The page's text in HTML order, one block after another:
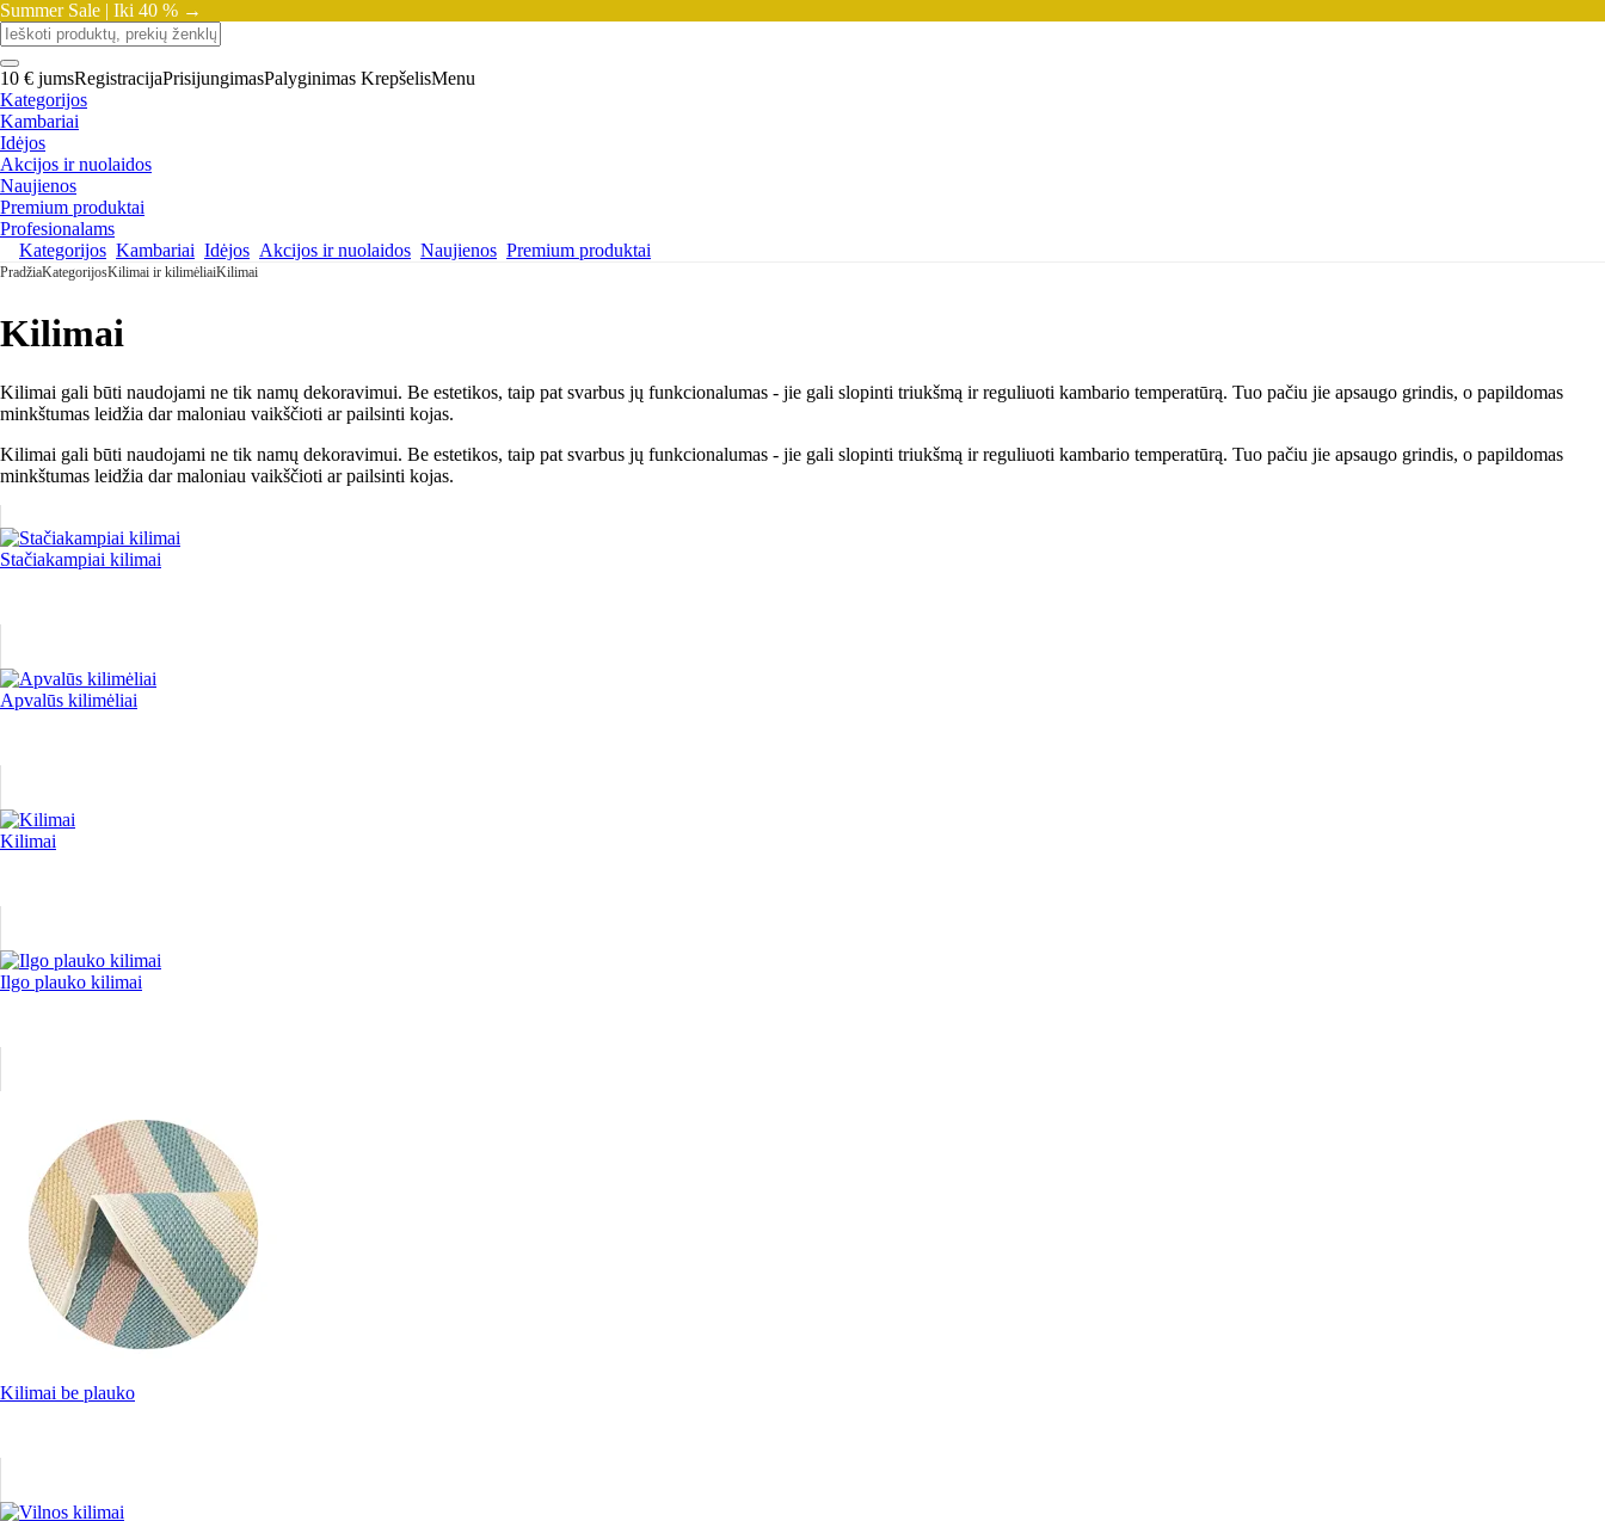
Summer Sale | Iki 40 % →
10 € jumsRegistracijaPrisijungimasPalyginimas KrepšelisMenu
Kategorijos
Kambariai
Idėjos
Akcijos ir nuolaidos
Naujienos
Premium produktai
Profesionalams
Kategorijos Kambariai Idėjos Akcijos ir nuolaidos Naujienos Premium produktai
PradžiaKategorijosKilimai ir kilimėliaiKilimai
Kilimai
Kilimai gali būti naudojami ne tik namų dekoravimui. Be estetikos, taip pat svarbus jų funkcionalumas - jie gali slopinti triukšmą ir reguliuoti kambario temperatūrą. Tuo pačiu jie apsaugo grindis, o papildomas
minkštumas leidžia dar maloniau vaikščioti ar pailsinti kojas.
Kilimai gali būti naudojami ne tik namų dekoravimui. Be estetikos, taip pat svarbus jų funkcionalumas - jie gali slopinti triukšmą ir reguliuoti kambario temperatūrą. Tuo pačiu jie apsaugo grindis, o papildomas
minkštumas leidžia dar maloniau vaikščioti ar pailsinti kojas.
Stačiakampiai kilimai
Apvalūs kilimėliai
Kilimai
Ilgo plauko kilimai
Kilimai be plauko